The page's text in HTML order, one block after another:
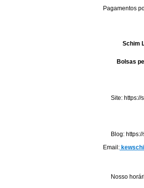
Pagamentos
Schim
Bolsas
Site: https://
Blog:
Email:
Nosso